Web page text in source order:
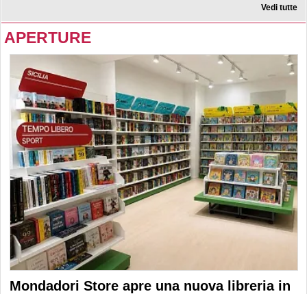
Vedi tutte
APERTURE
Mondadori Store apre una nuova libreria in